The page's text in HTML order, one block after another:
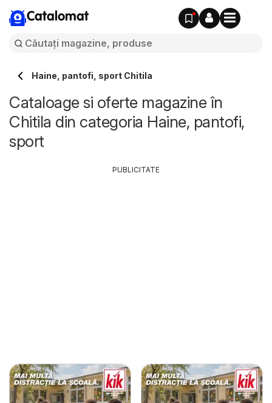
Catalomat
Haine, pantofi, sport Chitila
Cataloage si oferte magazine în
Chitila din categoria Haine, pantofi,
sport
PUBLICITATE